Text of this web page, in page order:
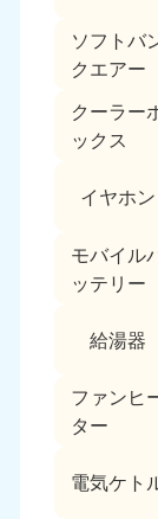
ソフトバ
クエアー
クーラー
ックス
イヤホン
モバイル
ッテリー
給湯器
ファンヒ
ター
電気ケト
9:00〜19:00
050-
9:00〜